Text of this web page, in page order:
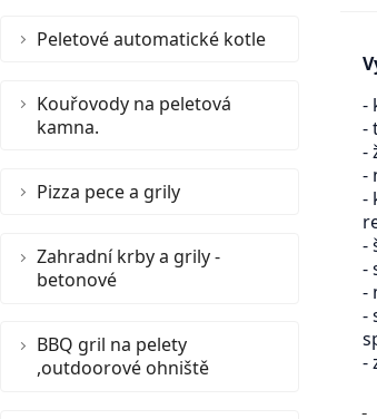
Peletové automatické kotle
Kouřovody na peletová
kamna.
Pizza pece a grily
Zahradní krby a grily -
betonové
BBQ gril na pelety
,outdoorové ohniště
-
-
-
-
-
-
-
-
-
-